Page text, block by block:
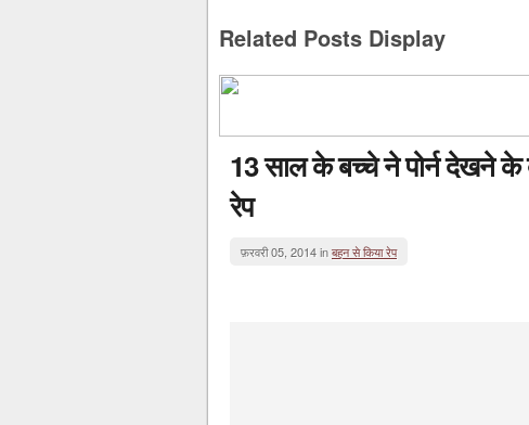
Related Posts Display
13 साल के बच्चे ने पोर्न देखने
रेप
फ़रवरी 05, 2014 inबहन से किया रेप